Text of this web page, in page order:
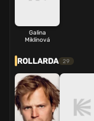
Galina
Miklínová
ROLLARDA 29